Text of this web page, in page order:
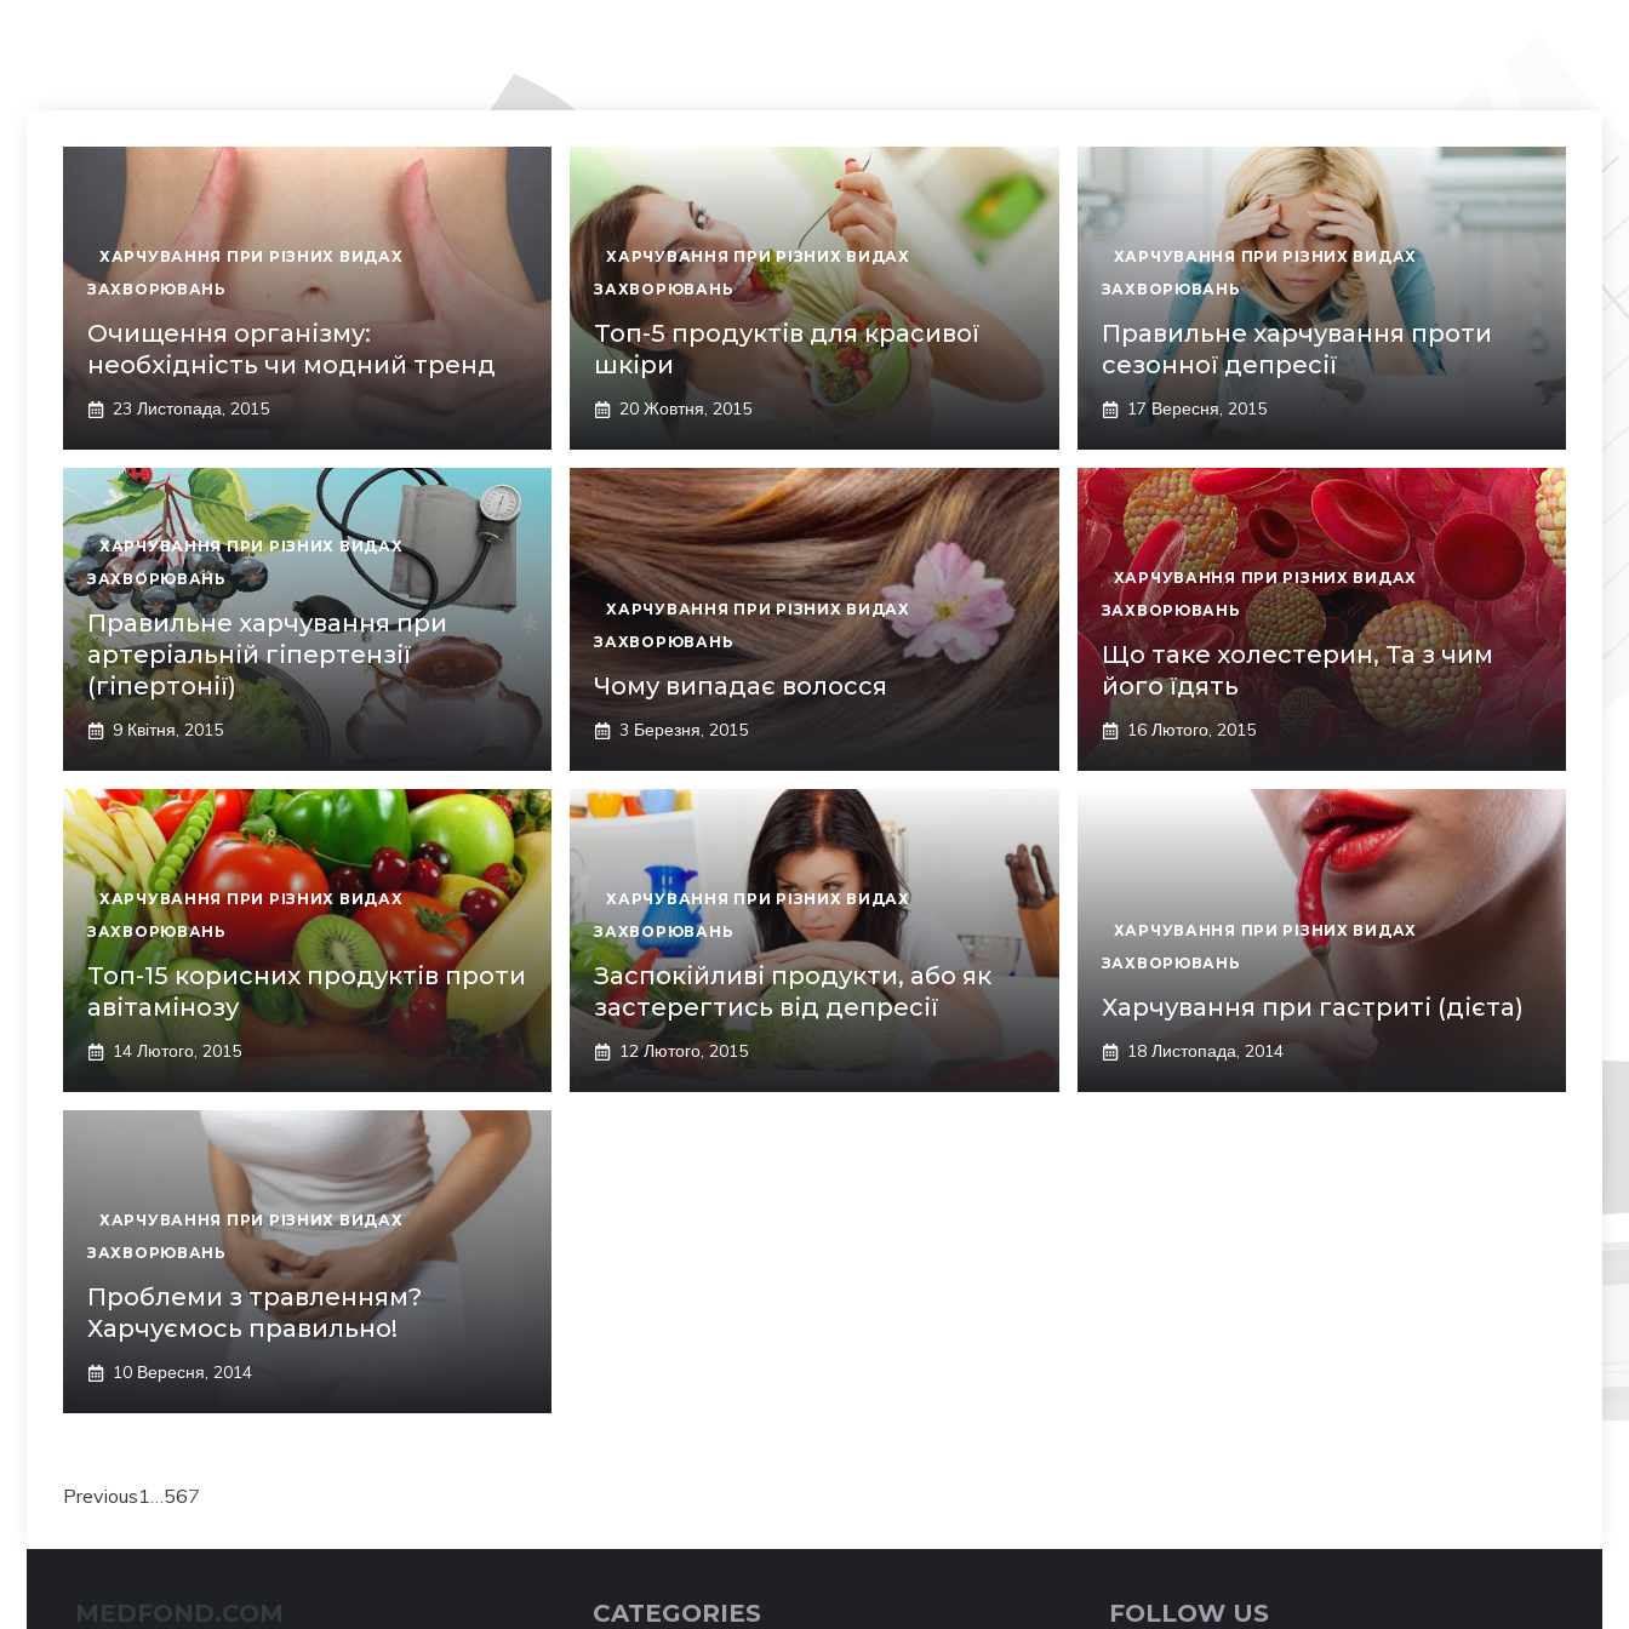
ХАРЧУВАННЯ ПРИ РІЗНИХ ВИДАХ
ЗАХВОРЮВАНЬ
Очищення організму:
необхідність чи модний тренд
23 Листопада, 2015
ХАРЧУВАННЯ ПРИ РІЗНИХ ВИДАХ
ЗАХВОРЮВАНЬ
Топ-5 продуктів для красивої
шкіри
20 Жовтня, 2015
ХАРЧУВАННЯ ПРИ РІЗНИХ ВИДАХ
ЗАХВОРЮВАНЬ
Правильне харчування проти
сезонної депресії
17 Вересня, 2015
ХАРЧУВАННЯ ПРИ РІЗНИХ ВИДАХ
ЗАХВОРЮВАНЬ
Правильне харчування при
артеріальній гіпертензії
(гіпертонії)
9 Квітня, 2015
ХАРЧУВАННЯ ПРИ РІЗНИХ ВИДАХ
ЗАХВОРЮВАНЬ
Чому випадає волосся
3 Березня, 2015
ХАРЧУВАННЯ ПРИ РІЗНИХ ВИДАХ
ЗАХВОРЮВАНЬ
Що таке холестерин, Та з чим
його їдять
16 Лютого, 2015
ХАРЧУВАННЯ ПРИ РІЗНИХ ВИДАХ
ЗАХВОРЮВАНЬ
Топ-15 корисних продуктів проти
авітамінозу
14 Лютого, 2015
ХАРЧУВАННЯ ПРИ РІЗНИХ ВИДАХ
ЗАХВОРЮВАНЬ
Заспокійливі продукти, або як
застерегтись від депресії
12 Лютого, 2015
ХАРЧУВАННЯ ПРИ РІЗНИХ ВИДАХ
ЗАХВОРЮВАНЬ
Харчування при гастриті (дієта)
18 Листопада, 2014
ХАРЧУВАННЯ ПРИ РІЗНИХ ВИДАХ
ЗАХВОРЮВАНЬ
Проблеми з травленням?
Харчуємось правильно!
10 Вересня, 2014
Previous1…567
MEDFOND.COM CATEGORIES FOLLOW US